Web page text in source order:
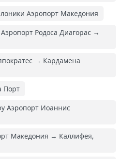
Аэропорт Македония
Родоса Диагорас →
→ Кардамена
Порт
Аэропорт Иоаннис
Македония → Каллифея,